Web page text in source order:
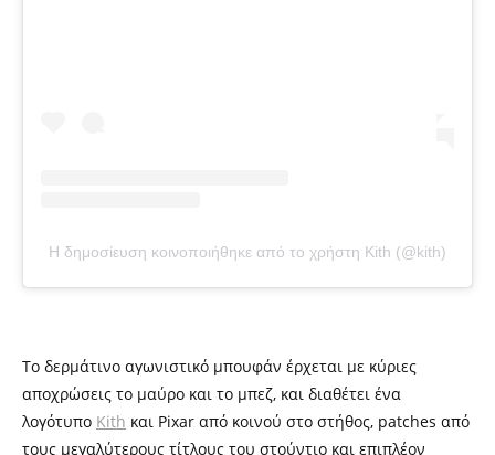
Η δημοσίευση κοινοποιήθηκε από το χρήστη Kith (@kith)
Το δερμάτινο αγωνιστικό μπουφάν έρχεται με κύριες
αποχρώσεις το μαύρο και το μπεζ, και διαθέτει ένα
λογότυπο Kith και Pixar από κοινού στο στήθος, patches από
τους μεγαλύτερους τίτλους του στούντιο και επιπλέον